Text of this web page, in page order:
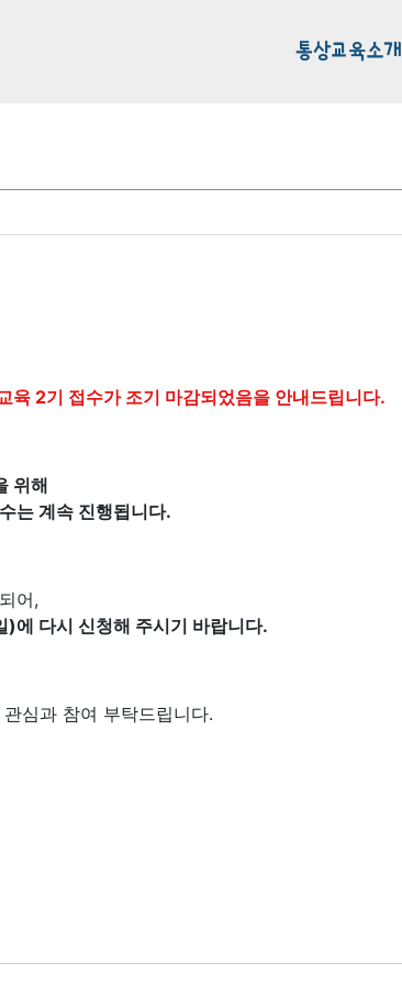
통상교육소개
육 2기 접수가 조기 마감되었음을 안내드립니다.
위해
는 계속 진행됩니다.
어,
에 다시 신청해 주시기 바랍니다.
심과 참여 부탁드립니다.